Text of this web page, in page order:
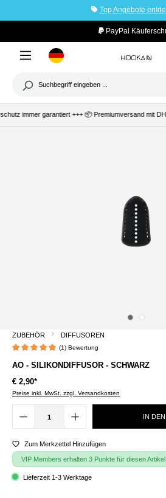
Top Angebote
PayPal
immer garantiert +++ 📦 Premiumversand mit
ZUBEHÖR DIFFUSOREN
(1) Bewertung
AO - SILIKONDIFFUSOR - SCHWARZ
€ 2,90*
Preise inkl. MwSt. zzgl. Versandkosten
IN
Zum Merkzettel Hinzufügen
VIP Members erhalten 3 Punkte für diesen Artikel
Lieferzeit 1-3 Werktage